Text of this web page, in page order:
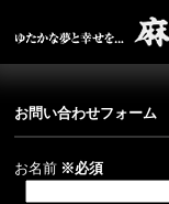
お問い合わせフォーム
お名前 ※必須